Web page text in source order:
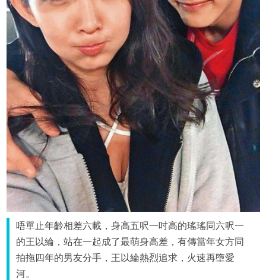
唔單止年齡相差六載，身高五呎一吋高的瑤瑤同六呎一
的王以綸，站在一起成了最萌身高差，有傳當年女方同
拍拖四年的男友分手，王以綸熱烈追求，火速再墮愛
河。